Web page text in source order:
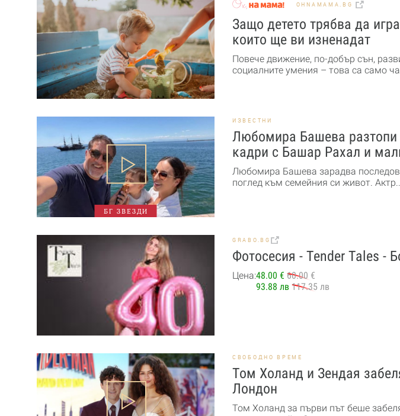
OHNAMAMA.BG
Защо детето трябва да
които ще ви изненадат
Повече движение, по-добър сън,
социалните умения – това са само
БГ ЗВЕЗДИ
ИЗВЕСТНИ
Любомира Башева
кадри с Башар Рахал и
Любомира Башева зарадва
поглед към семейния си живот. Актр...
GRABO.BG
Фотосесия - Tender Tales -
Цена:48.00 € 60.00 €
93.88 лв 117.35 лв
СВОБОДНО ВРЕМЕ
Том Холанд и Зендая
Лондон
Том Холанд за първи път беше